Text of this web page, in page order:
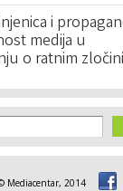
i
medija u
o ratnim
Mediacentar, 2014